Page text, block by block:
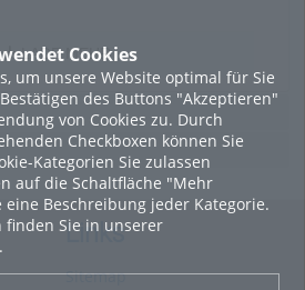
Cookies
um unsere Website optimal für Sie
des Buttons "Akzeptieren"
von Cookies zu. Durch
Checkboxen können Sie
Kategorien Sie zulassen
auf die Schaltfläche "Mehr
Beschreibung jeder Kategorie.
Sie in unserer
.
LADE MEHR
Links
Sitemap